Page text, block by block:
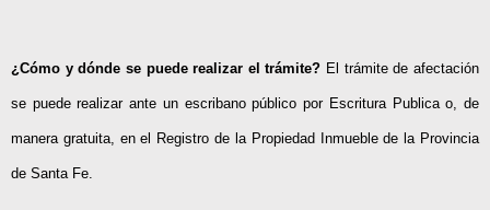
¿Cómo y dónde se puede realizar el trámite? El trámite de afectación
se puede realizar ante un escribano público por Escritura Publica o, de
manera gratuita, en el Registro de la Propiedad Inmueble de la Provincia
de Santa Fe.